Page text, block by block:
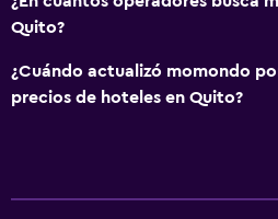
Quito?
¿Cuándo actualizó momondo
precios de hoteles en Quito?